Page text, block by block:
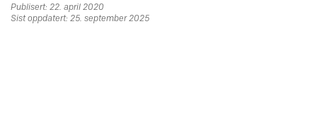
Publisert: 22. april 2020
Sist oppdatert: 25. september 2025